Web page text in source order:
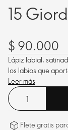
15
$ 90.000
Lápiz labial,
los labios que
Leer más
Flete gratis